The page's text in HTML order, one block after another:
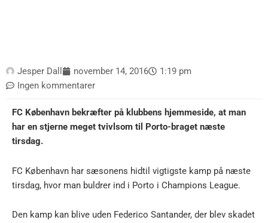
Jesper Dall november 14, 2016
1:19 pm
Ingen kommentarer
FC København bekræfter på klubbens hjemmeside, at man
har en stjerne meget tvivlsom til Porto-braget næste
tirsdag.
FC København har sæsonens hidtil vigtigste kamp på næste
tirsdag, hvor man buldrer ind i Porto i Champions League.
Den kamp kan blive uden Federico Santander, der blev skadet